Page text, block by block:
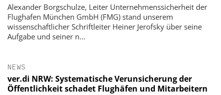
Alexander Borgschulze, Leiter Unternehmenssicherheit der
Flughafen München GmbH (FMG) stand unserem
wissenschaftlicher Schriftleiter Heiner Jerofsky über seine
Aufgabe und seiner n...
NEWS
ver.di NRW: Systematische Verunsicherung der
Öffentlichkeit schadet Flughäfen und Mitarbeitern